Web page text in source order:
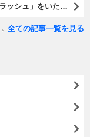
『馬渕さん』から「山田農園」の「ゴールド・ラッシュ」をいただいたのだ。甘いはうまい、うまいは身体には悪い、というのはいつものお約束（笑）。 でもね、その当然を百も承知で分かっていながらも食べてしまうのは、これが最高な「北の大地の贈り物」だからなのだよ（笑）。（馬渕さんからの贈与：山田農園：北海道夕張郡長沼町）
全ての記事一覧を見る